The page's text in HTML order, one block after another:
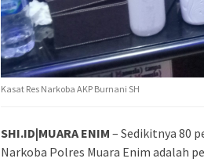
Kasat Res Narkoba AKP Burnani SH
SHI.ID|MUARA ENIM – Sedikitnya 80
Narkoba Polres Muara Enim adalah